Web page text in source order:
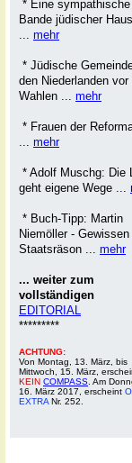
* Eine sympathische
Bande jüdischer
... mehr
* Jüdische
den Niederlanden vor
Wahlen ... mehr
* Frauen der
... mehr
* Adolf Muschg: Die
geht eigene Wege ...
* Buch-Tipp: Martin
Niemöller -
Staatsräson ... mehr
... weiter zum
vollständigen
EDITORIAL
*********
ACHTUNG:
Von Montag, 13. März, bis
Mittwoch, 15. März,
KEIN COMPASS . Am
16. März 2017, erscheint
EXTRA Nr. 252.